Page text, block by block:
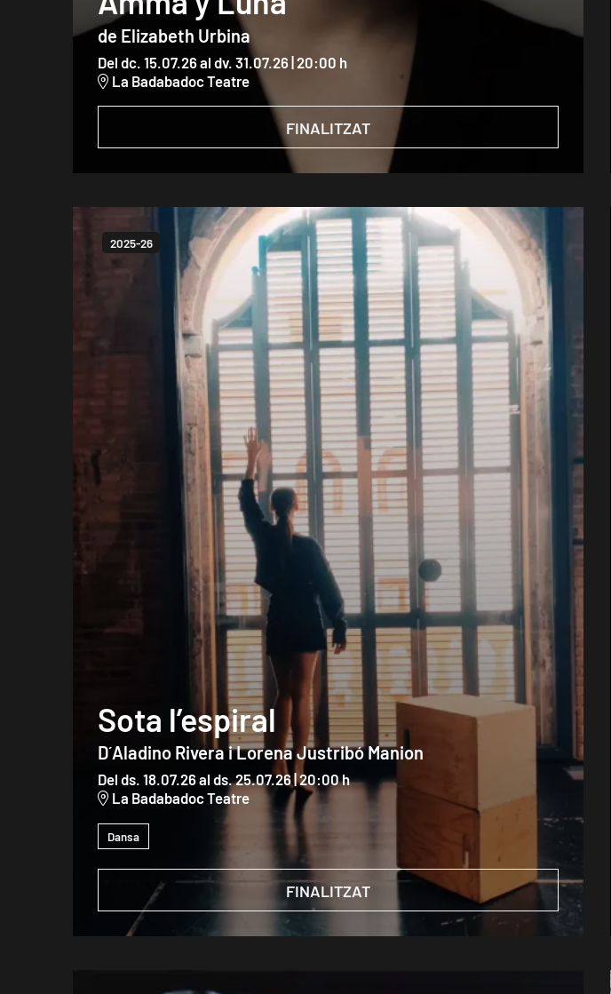
FINALITZAT
de Elizabeth Urbina
Del dc. 15.07.26al dv. 31.07.26|20:00 h
La Badabadoc Teatre
FINALITZAT
2025-26
Sota l’espiral
D´Aladino Rivera i Lorena Justribó Manion
Del ds. 18.07.26al ds. 25.07.26|20:00 h
La Badabadoc Teatre
Dansa